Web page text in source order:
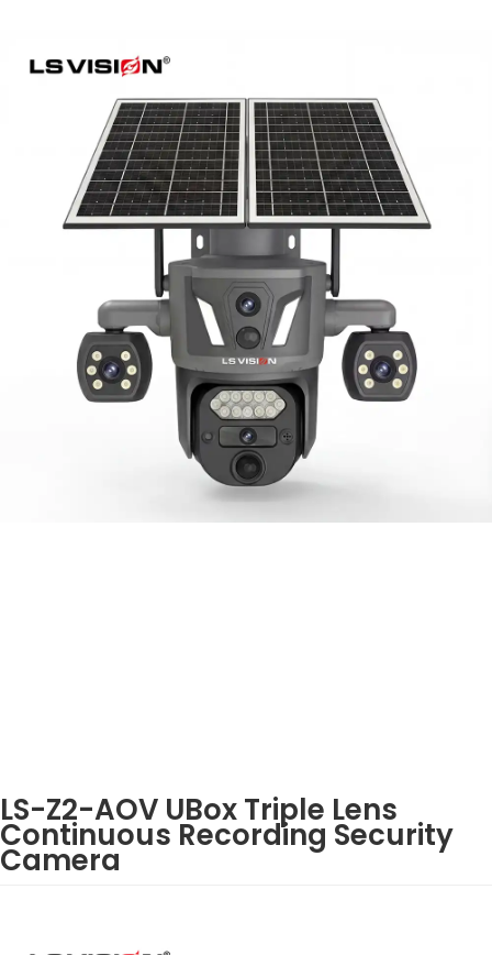
LS-Z2-AOV UBox Triple Lens
Continuous Recording Security
Camera